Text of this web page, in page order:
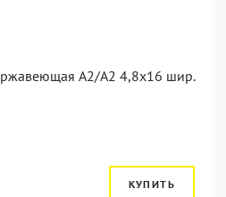
A2/A2 4,8x16 шир.
КУПИТЬ